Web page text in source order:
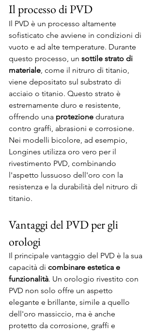
Il processo di PVD
Il PVD è un processo altamente
sofisticato che avviene in condizioni di
vuoto e ad alte temperature. Durante
questo processo, un sottile strato di
materiale, come il nitruro di titanio,
viene depositato sul substrato di
acciaio o titanio. Questo strato è
estremamente duro e resistente,
offrendo una protezione duratura
contro graffi, abrasioni e corrosione.
Nei modelli bicolore, ad esempio,
Longines utilizza oro vero per il
rivestimento PVD, combinando
l'aspetto lussuoso dell'oro con la
resistenza e la durabilità del nitruro di
titanio.
Vantaggi del PVD per gli
orologi
Il principale vantaggio del PVD è la sua
capacità di combinare estetica e
funzionalità. Un orologio rivestito con
PVD non solo offre un aspetto
elegante e brillante, simile a quello
dell'oro massiccio, ma è anche
protetto da corrosione, graffi e